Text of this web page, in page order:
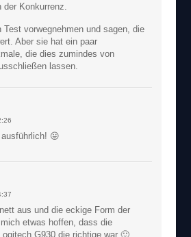
Konkurrenz.
Test vorwegnehmen und sagen, die
Aber sie hat ein paar
die dies zumindes von
lassen.
😛
aus und die eckige Form der
etwas hoffen, dass die
G930 die richtige war 🙂